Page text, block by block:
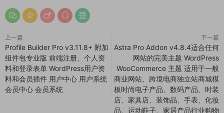
上一篇
Profile Builder Pro v3.11.8+ 附加
组件包专业版 前端注册、个人资
料和登录表单 WordPress用户资
料和会员插件 用户中心 用户系统
会员中心 会员系统
下一篇
Astra Pro Addon v4.8.4适合任何
网站的完美主题 WordPress
WooCommerce 主题 适用于一般
商业网站、跨境电商独立站商城模
板时尚电子产品、数码产品、时装
店、家具店、装饰品、手表、化妆
品、运动鞋子、家居产品行业购物